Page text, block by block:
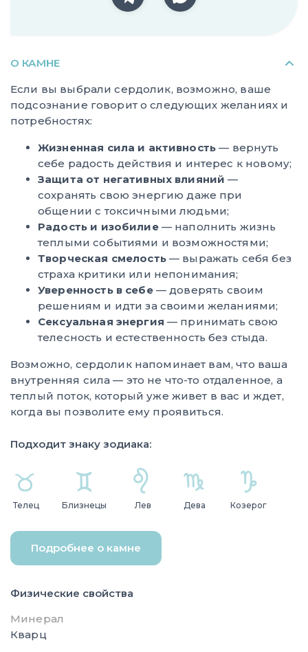
О КАМНЕ
Если вы выбрали сердолик, возможно, ваше
подсознание говорит о следующих желаниях и
потребностях:
Жизненная сила и активность — вернуть
себе радость действия и интерес к новому;
Защита от негативных влияний —
сохранять свою энергию даже при
общении с токсичными людьми;
Радость и изобилие— наполнить жизнь
теплыми событиями и возможностями;
Творческая смелость— выражать себя без
страха критики или непонимания;
Уверенность в себе— доверять своим
решениям и идти за своими желаниями;
Сексуальная энергия — принимать свою
телесность и естественность без стыда.
Возможно, сердолик напоминает вам, что ваша
внутренняя сила — это не что-то отдаленное, а
теплый поток, который уже живет в вас и ждет,
когда вы позволите ему проявиться.
Подходит знаку зодиака:
Телец Близнецы Лев Дева Козерог
Подробнее о камне
Физические свойства
Минерал
Кварц